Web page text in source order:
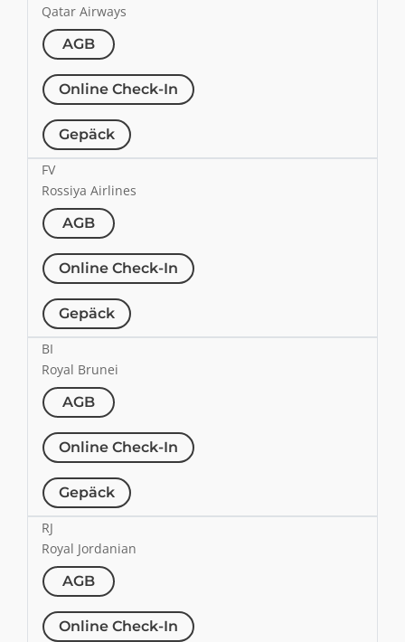
Qatar Airways
AGB
Online Check-In
Gepäck
FV
Rossiya Airlines
AGB
Online Check-In
Gepäck
BI
Royal Brunei
AGB
Online Check-In
Gepäck
RJ
Royal Jordanian
AGB
Online Check-In